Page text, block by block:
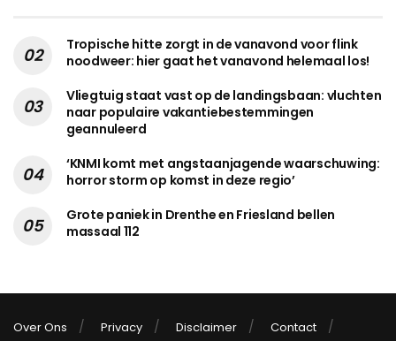
Tropische hitte zorgt in de vanavond voor flink
noodweer: hier gaat het vanavond helemaal los!
Vliegtuig staat vast op de landingsbaan: vluchten
naar populaire vakantiebestemmingen
geannuleerd
‘KNMI komt met angstaanjagende waarschuwing:
horror storm op komst in deze regio’
Grote paniek in Drenthe en Friesland bellen
massaal 112
Over Ons Privacy Disclaimer
Contact